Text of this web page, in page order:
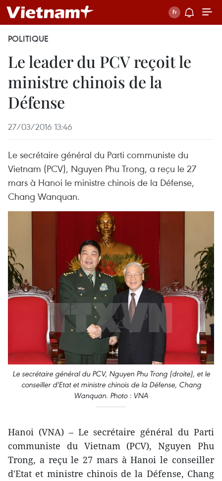
POLITIQUE
Le leader du PCV reçoit le
ministre chinois de la
Défense
27/03/2016 13:46
Le secrétaire général du Parti communiste du
Vietnam (PCV), Nguyen Phu Trong, a reçu le 27
mars à Hanoi le ministre chinois de la Défense,
Chang Wanquan.
Le secrétaire général du PCV, Nguyen Phu Trong (droite), et le
conseiller d'Etat et ministre chinois de la Défense, Chang
Wanquan. Photo : VNA
Hanoi (VNA) – Le secrétaire général du Parti
communiste du Vietnam (PCV), Nguyen Phu
Trong, a reçu le 27 mars à Hanoi le conseiller
d'Etat et ministre chinois de la Défense, Chang